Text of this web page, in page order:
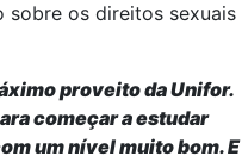
sobre os direitos sexuais
proveito da Unifor.
começar a estudar
um nível muito bom. E